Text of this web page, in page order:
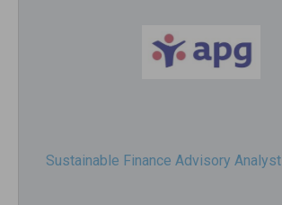
Sustainable Finance Advisory Analyst